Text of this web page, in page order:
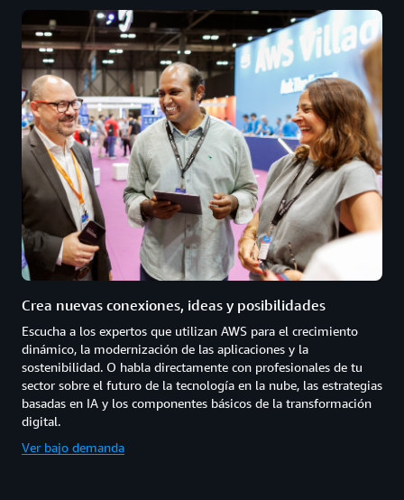
Crea nuevas conexiones, ideas y posibilidades
Escucha a los expertos que utilizan AWS para el crecimiento
dinámico, la modernización de las aplicaciones y la
sostenibilidad. O habla directamente con profesionales de tu
sector sobre el futuro de la tecnología en la nube, las estrategias
basadas en IA y los componentes básicos de la transformación
digital.
Ver bajo demanda